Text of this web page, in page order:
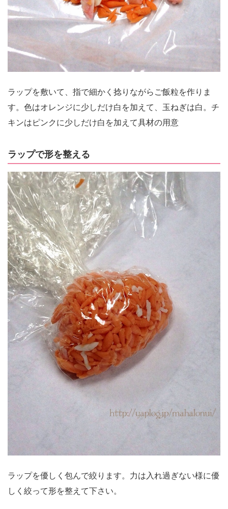
ラップを敷いて、指で細かく捻りながらご飯粒を作りま
す。色はオレンジに少しだけ白を加えて、玉ねぎは白。チ
キンはピンクに少しだけ白を加えて具材の用意
ラップで形を整える
ラップを優しく包んで絞ります。力は入れ過ぎない様に優
しく絞って形を整えて下さい。